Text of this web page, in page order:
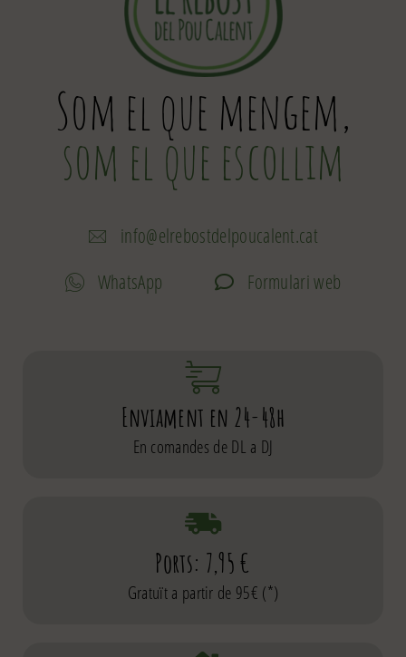
Som el que mengem,
som el que escollim
info@elrebostdelpoucalent.cat
WhatsApp
Formulari web
Enviament en 24-48h
En comandes de DL a DJ
Ports: 7,95 €
Gratuït a partir de 95€ (*)